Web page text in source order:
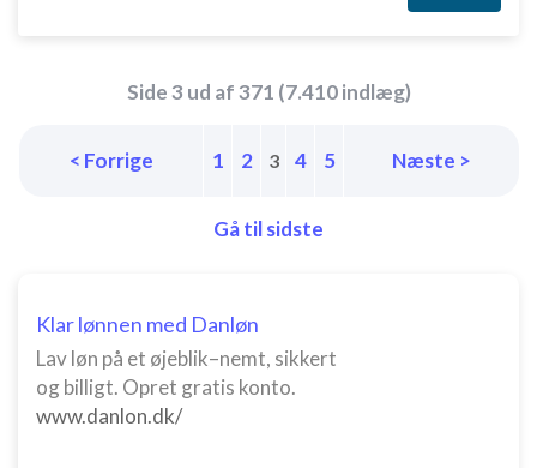
Side 3 ud af 371 (7.410 indlæg)
< Forrige 1 2 3 4 5 Næste >
Gå til sidste
Klar lønnen med Danløn
Lav løn på et øjeblik–nemt, sikkert
og billigt. Opret gratis konto.
www.danlon.dk/